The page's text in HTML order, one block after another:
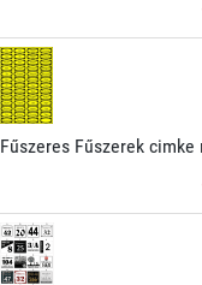
Fűszeres Fűszerek cimke